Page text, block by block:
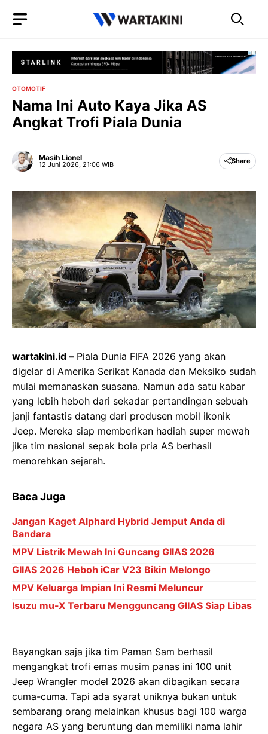
OTOMOTIF
Nama Ini Auto Kaya Jika AS
Angkat Trofi Piala Dunia
Masih Lionel
12 Juni 2026, 21:06 WIB Share
wartakini.id – Piala Dunia FIFA 2026 yang akan
digelar di Amerika Serikat Kanada dan Meksiko sudah
mulai memanaskan suasana. Namun ada satu kabar
yang lebih heboh dari sekadar pertandingan sebuah
janji fantastis datang dari produsen mobil ikonik
Jeep. Mereka siap memberikan hadiah super mewah
jika tim nasional sepak bola pria AS berhasil
menorehkan sejarah.
Baca Juga
Jangan Kaget Alphard Hybrid Jemput Anda di
Bandara
MPV Listrik Mewah Ini Guncang GIIAS 2026
GIIAS 2026 Heboh iCar V23 Bikin Melongo
MPV Keluarga Impian Ini Resmi Meluncur
Isuzu mu-X Terbaru Mengguncang GIIAS Siap Libas
Bayangkan saja jika tim Paman Sam berhasil
mengangkat trofi emas musim panas ini 100 unit
Jeep Wrangler model 2026 akan dibagikan secara
cuma-cuma. Tapi ada syarat uniknya bukan untuk
sembarang orang melainkan khusus bagi 100 warga
negara AS yang beruntung dan memiliki nama lahir